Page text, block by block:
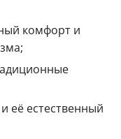
комфорт и
её естественный